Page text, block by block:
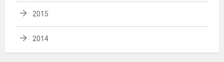
2015
2014